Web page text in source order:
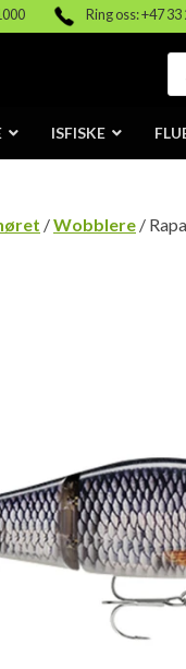
Ring oss: +47 33
ISFISKE
/Wobblere /